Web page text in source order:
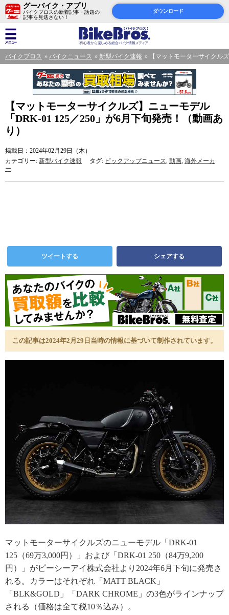
グーバイク・アプリ
バイクブロスの新着記事・話題の
記事を見逃さない！
ダウンロード
バイクブロス バイクニュース 新型バイク速報 【マットモーターサイクル
【マットモーターサイクルズ】ニューモデル
「DRK-01 125／250」が6月下旬発売！（動画あ
り）
掲載日：2024年02月29日（木）
カテゴリー: 新型バイク速報 タグ: ピックアップニュース, 動画, 海外メーカ
ー
ツイートする シェアする
この記事は2024年2月29日当時の情報に基づいて制作されています。
マットモーターサイクルズのニューモデル「DRK-01
125（69万3,000円）」および「DRK-01 250（84万9,200
円）」がピーシーアイ株式会社より2024年6月下旬に発売さ
れる。カラーはそれぞれ「MATT BLACK」
「BLK&GOLD」「DARK CHROME」の3色がラインナップ
される（価格は全て税10％込み）。